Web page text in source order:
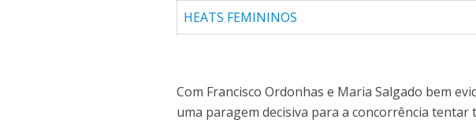
HEATS FEMININOS
Com Francisco Ordonhas e Maria Salgado bem
uma paragem decisiva para a concorrência